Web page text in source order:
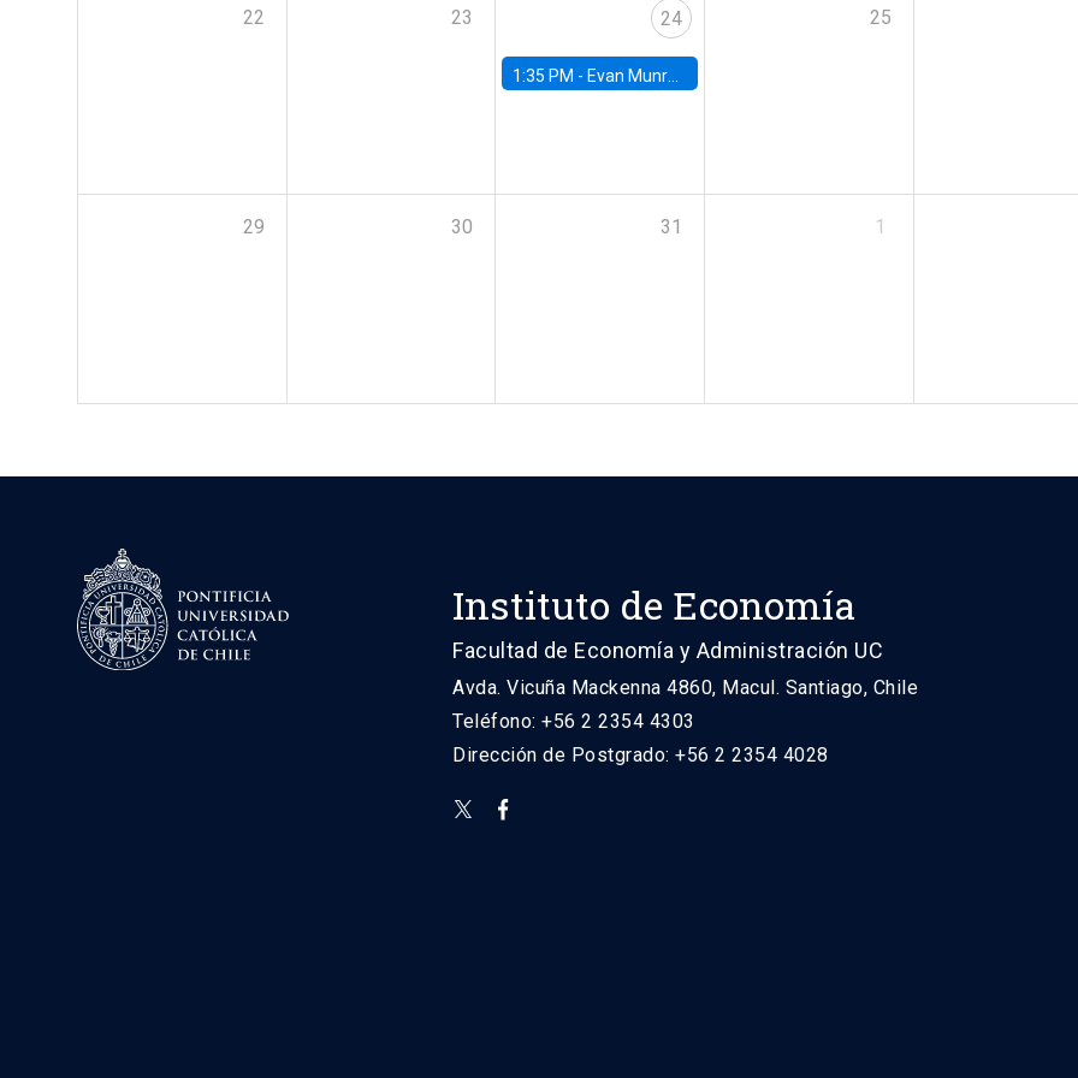
22 23 24
1:35 PM - Evan Munro, Neyman Visiting Assistant Professor in the Department of Statistics at UC Berkeley
25
29 30 31 1
Instituto de Economía
Facultad de Economía y Administración UC
Avda. Vicuña Mackenna 4860, Macul. Santiago, Chile
Teléfono: +56 2 2354 4303
Dirección de Postgrado: +56 2 2354 4028